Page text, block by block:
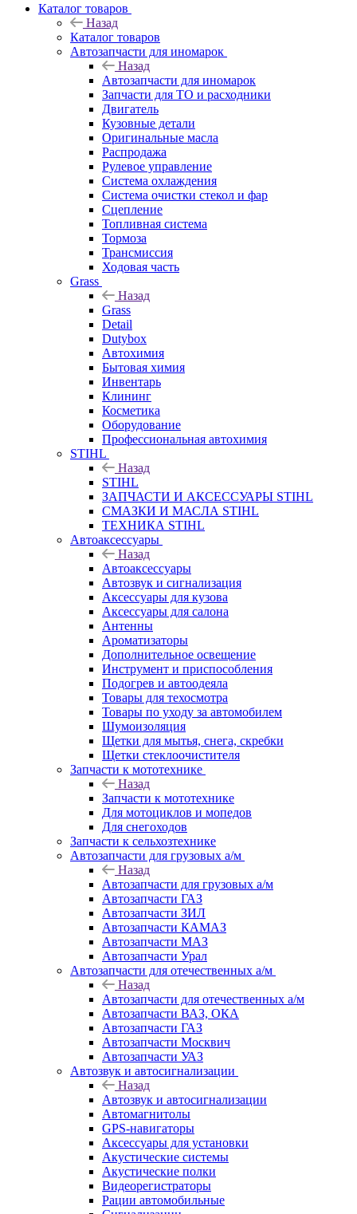
Каталог товаров
Назад
Каталог товаров
Автозапчасти для иномарок
Назад
Автозапчасти для иномарок
Запчасти для ТО и расходники
Двигатель
Кузовные детали
Оригинальные масла
Распродажа
Рулевое управление
Система охлаждения
Система очистки стекол и фар
Сцепление
Топливная система
Тормоза
Трансмиссия
Ходовая часть
Grass
Назад
Grass
Detail
Dutybox
Автохимия
Бытовая химия
Инвентарь
Клининг
Косметика
Оборудование
Профессиональная автохимия
STIHL
Назад
STIHL
ЗАПЧАСТИ И АКСЕССУАРЫ STIHL
СМАЗКИ И МАСЛА STIHL
ТЕХНИКА STIHL
Автоаксессуары
Назад
Автоаксессуары
Автозвук и сигнализация
Аксессуары для кузова
Аксессуары для салона
Антенны
Ароматизаторы
Дополнительное освещение
Инструмент и приспособления
Подогрев и автоодеяла
Товары для техосмотра
Товары по уходу за автомобилем
Шумоизоляция
Щетки для мытья, снега, скребки
Щетки стеклоочистителя
Запчасти к мототехнике
Назад
Запчасти к мототехнике
Для мотоциклов и мопедов
Для снегоходов
Запчасти к сельхозтехнике
Автозапчасти для грузовых а/м
Назад
Автозапчасти для грузовых а/м
Автозапчасти ГАЗ
Автозапчасти ЗИЛ
Автозапчасти КАМАЗ
Автозапчасти МАЗ
Автозапчасти Урал
Автозапчасти для отечественных а/м
Назад
Автозапчасти для отечественных а/м
Автозапчасти ВАЗ, ОКА
Автозапчасти ГАЗ
Автозапчасти Москвич
Автозапчасти УАЗ
Автозвук и автосигнализации
Назад
Автозвук и автосигнализации
Автомагнитолы
GPS-навигаторы
Аксессуары для установки
Акустические системы
Акустические полки
Видеорегистраторы
Рации автомобильные